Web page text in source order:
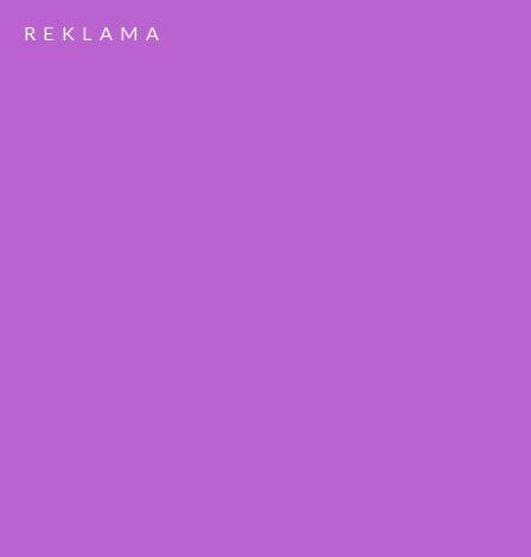
REKLAMA